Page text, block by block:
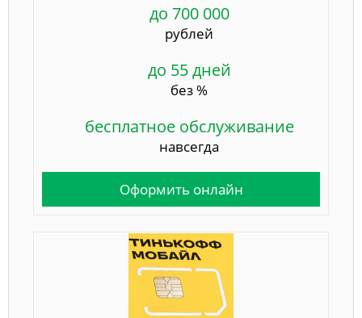
до 700 000
рублей
до 55 дней
без %
бесплатное обслуживание
навсегда
Оформить онлайн